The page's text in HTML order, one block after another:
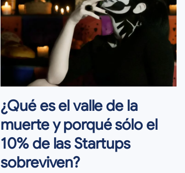
¿Qué es el valle de la
muerte y porqué sólo el
10% de las Startups
sobreviven?